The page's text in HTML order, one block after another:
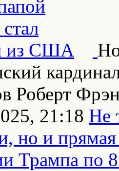
Роберт
21:18 Не
но и
Трампа по